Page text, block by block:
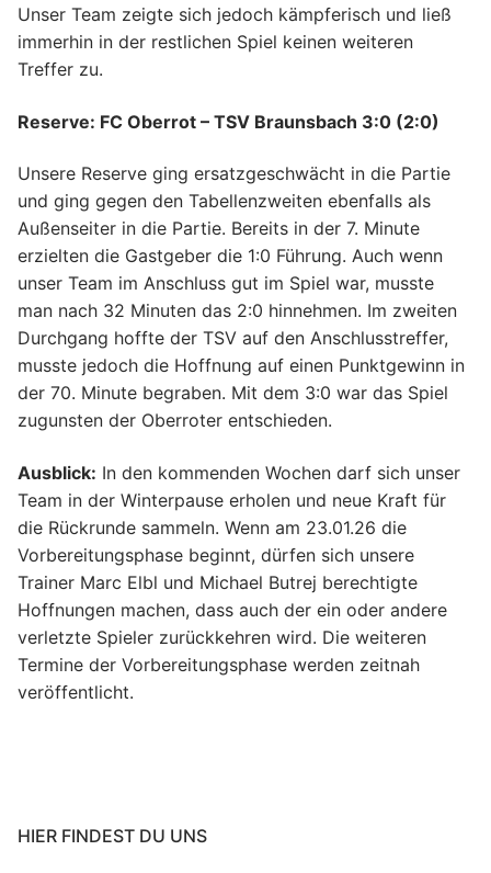
Bodyfitness
Boule
Kickboxen
Pilates
Step Aerobic
STRONG Nation
Volleyball
Yoga
Hatha Yoga
Yoga auf dem Stuhl
Kundalini Yoga
Zumba Fitness
Hip Hop
Jugendvolleyball
Leichtathletik
Kontakt
Impressum
Unser Team zeigte sich jedoch kämpferisch und ließ
immerhin in der restlichen Spiel keinen weiteren
Treffer zu.
Reserve: FC Oberrot – TSV Braunsbach 3:0 (2:0)
Unsere Reserve ging ersatzgeschwächt in die Partie
und ging gegen den Tabellenzweiten ebenfalls als
Außenseiter in die Partie. Bereits in der 7. Minute
erzielten die Gastgeber die 1:0 Führung. Auch wenn
unser Team im Anschluss gut im Spiel war, musste
man nach 32 Minuten das 2:0 hinnehmen. Im zweiten
Durchgang hoffte der TSV auf den Anschlusstreffer,
musste jedoch die Hoffnung auf einen Punktgewinn in
der 70. Minute begraben. Mit dem 3:0 war das Spiel
zugunsten der Oberroter entschieden.
Ausblick: In den kommenden Wochen darf sich unser
Team in der Winterpause erholen und neue Kraft für
die Rückrunde sammeln. Wenn am 23.01.26 die
Vorbereitungsphase beginnt, dürfen sich unsere
Trainer Marc Elbl und Michael Butrej berechtigte
Hoffnungen machen, dass auch der ein oder andere
verletzte Spieler zurückkehren wird. Die weiteren
Termine der Vorbereitungsphase werden zeitnah
veröffentlicht.
HIER FINDEST DU UNS